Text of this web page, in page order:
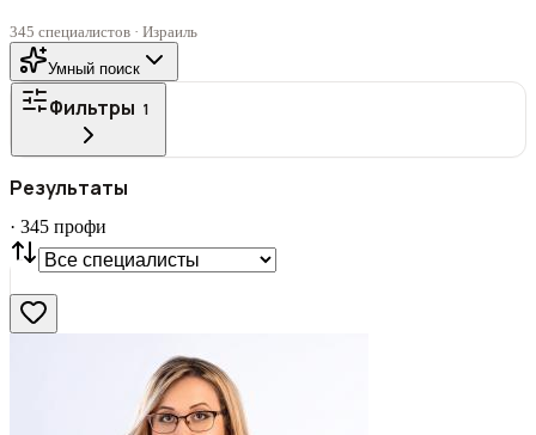
345 специалистов · Израиль
Умный поиск
Фильтры 1
Все
СТАТУС
VIP С фото
Нашли
Сбросить
Результаты
· 345 профи